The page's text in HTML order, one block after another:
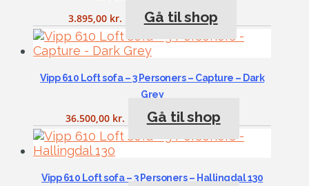
3.895,00 kr. Gå til shop
Vipp 610 Loft sofa – 3 Personers – Capture – Dark
Grey
36.500,00 kr. Gå til shop
Vipp 610 Loft sofa – 3 Personers – Hallingdal 130